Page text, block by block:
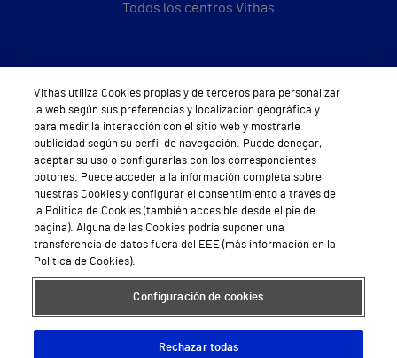
Todos los centros Vithas
Sobre Vithas
Quiénes somos
Trabajar en Vithas
Teléfono Cita Médica
Teléfono Atención al Cliente
Política de seguridad y salud en el trabajo
Conoce a Supervita
Vithas utiliza Cookies propias y de terceros para personalizar
la web según sus preferencias y localización geográfica y
para medir la interacción con el sitio web y mostrarle
publicidad según su perfil de navegación. Puede denegar,
aceptar su uso o configurarlas con los correspondientes
botones. Puede acceder a la información completa sobre
nuestras Cookies y configurar el consentimiento a través de
la Política de Cookies (también accesible desde el pie de
página). Alguna de las Cookies podría suponer una
transferencia de datos fuera del EEE (más información en la
Política de Cookies).
Configuración de cookies
Rechazar todas